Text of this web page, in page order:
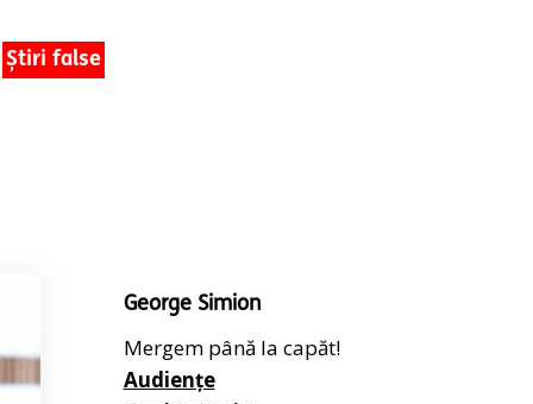
Știri false
George Simion
Mergem până la capăt!
Audiențe